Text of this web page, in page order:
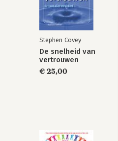
Stephen Covey
De snelheid van
vertrouwen
€ 25,00